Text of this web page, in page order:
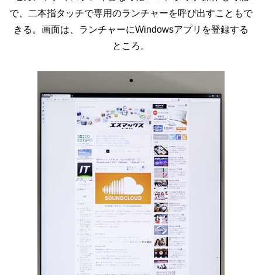
で、二本指タッチで専用のランチャーを呼び出すこともで
きる。画面は、ランチャーにWindowsアプリを登録する
ところ。